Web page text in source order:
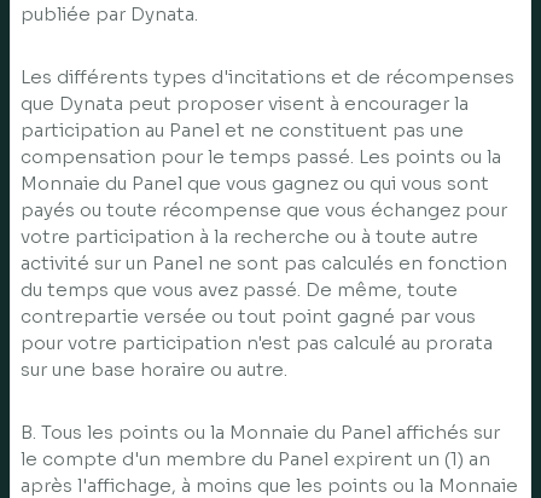
publiée par Dynata.
Les différents types d'incitations et de récompenses
que Dynata peut proposer visent à encourager la
participation au Panel et ne constituent pas une
compensation pour le temps passé. Les points ou la
Monnaie du Panel que vous gagnez ou qui vous sont
payés ou toute récompense que vous échangez pour
votre participation à la recherche ou à toute autre
activité sur un Panel ne sont pas calculés en fonction
du temps que vous avez passé. De même, toute
contrepartie versée ou tout point gagné par vous
pour votre participation n'est pas calculé au prorata
sur une base horaire ou autre.
B. Tous les points ou la Monnaie du Panel affichés sur
le compte d'un membre du Panel expirent un (1) an
après l'affichage, à moins que les points ou la Monnaie